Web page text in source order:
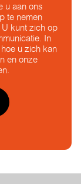
u aan ons
te nemen
kunt zich op
In
u zich kan
en onze